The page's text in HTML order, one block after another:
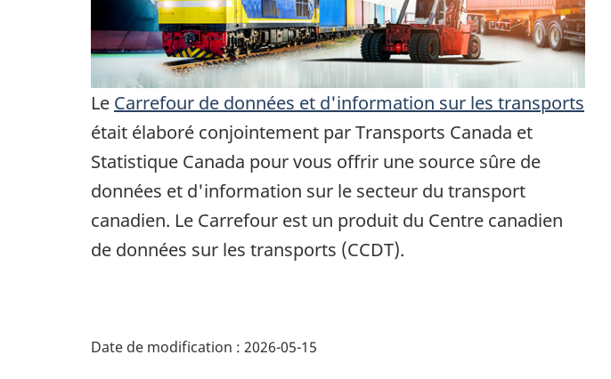
Le Carrefour de données et d'information sur les transports
était élaboré conjointement par Transports Canada et
Statistique Canada pour vous offrir une source sûre de
données et d'information sur le secteur du transport
canadien. Le Carrefour est un produit du Centre canadien
de données sur les transports (CCDT).
Date de modification : 2026-05-15